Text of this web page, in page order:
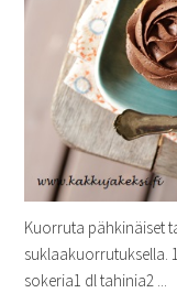
Kuorruta pähkinäiset
suklaakuorrutuksella.
sokeria1 dl tahinia2 ...